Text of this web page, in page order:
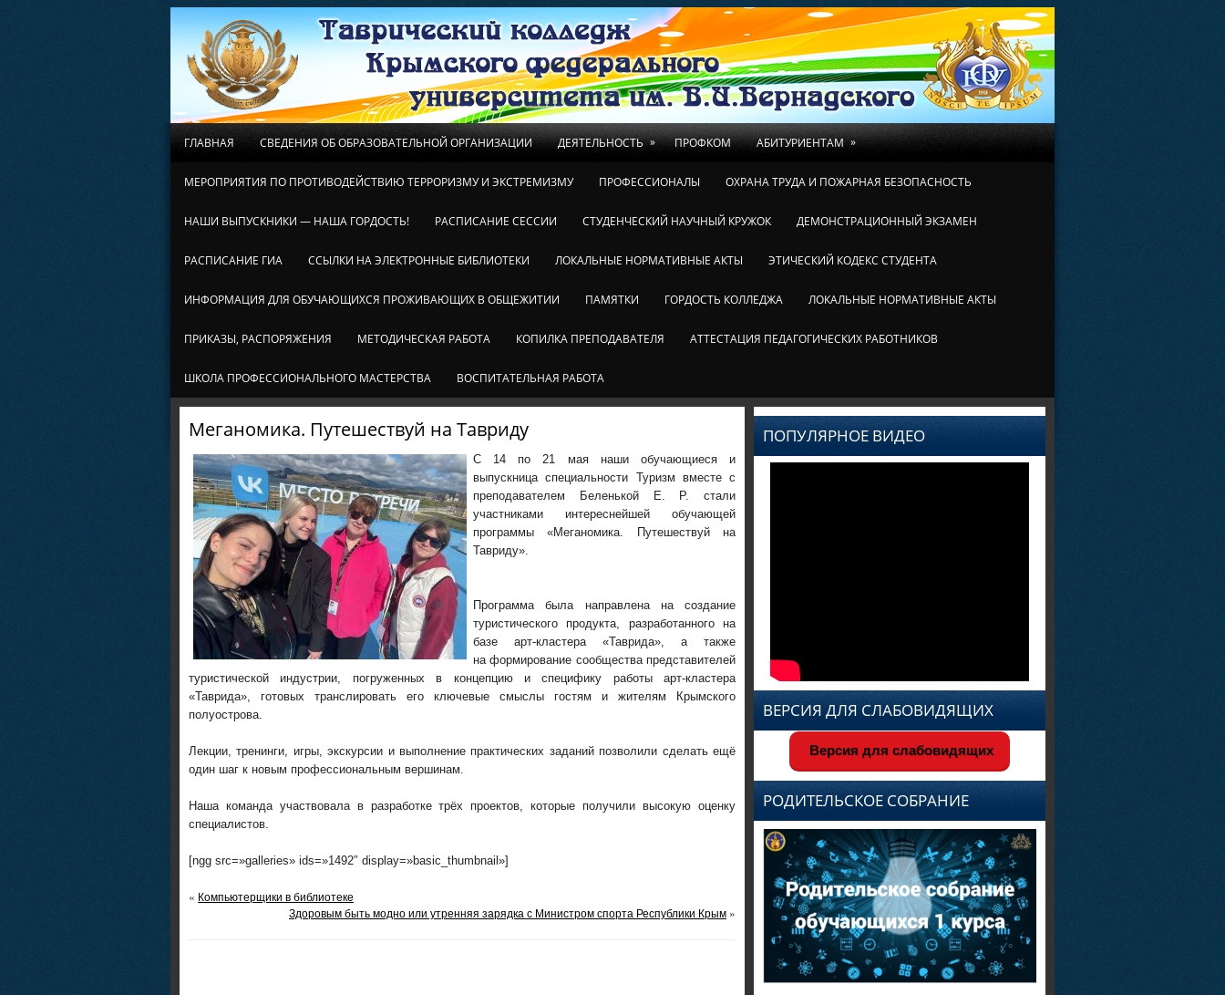
ГЛАВНАЯ СВЕДЕНИЯ ОБ ОБРАЗОВАТЕЛЬНОЙ ОРГАНИЗАЦИИ ДЕЯТЕЛЬНОСТЬ » ПРОФКОМ АБИТУРИЕНТАМ »
МЕРОПРИЯТИЯ ПО ПРОТИВОДЕЙСТВИЮ ТЕРРОРИЗМУ И ЭКСТРЕМИЗМУ ПРОФЕССИОНАЛЫ ОХРАНА ТРУДА И ПОЖАРНАЯ БЕЗОПАСНОСТЬ
НАШИ ВЫПУСКНИКИ — НАША ГОРДОСТЬ! РАСПИСАНИЕ СЕССИИ СТУДЕНЧЕСКИЙ НАУЧНЫЙ КРУЖОК ДЕМОНСТРАЦИОННЫЙ ЭКЗАМЕН
РАСПИСАНИЕ ГИА ССЫЛКИ НА ЭЛЕКТРОННЫЕ БИБЛИОТЕКИ ЛОКАЛЬНЫЕ НОРМАТИВНЫЕ АКТЫ ЭТИЧЕСКИЙ КОДЕКС СТУДЕНТА
ИНФОРМАЦИЯ ДЛЯ ОБУЧАЮЩИХСЯ ПРОЖИВАЮЩИХ В ОБЩЕЖИТИИ ПАМЯТКИ ГОРДОСТЬ КОЛЛЕДЖА ЛОКАЛЬНЫЕ НОРМАТИВНЫЕ АКТЫ
ПРИКАЗЫ, РАСПОРЯЖЕНИЯ МЕТОДИЧЕСКАЯ РАБОТА КОПИЛКА ПРЕПОДАВАТЕЛЯ АТТЕСТАЦИЯ ПЕДАГОГИЧЕСКИХ РАБОТНИКОВ
ШКОЛА ПРОФЕССИОНАЛЬНОГО МАСТЕРСТВА ВОСПИТАТЕЛЬНАЯ РАБОТА
Меганомика. Путешествуй на Тавриду
С 14 по 21 мая наши обучающиеся и
выпускница специальности Туризм вместе с
преподавателем Беленькой Е. Р. стали
участниками интереснейшей обучающей
программы «Меганомика. Путешествуй на
Тавриду».
Программа была направлена на создание
туристического продукта, разработанного на
базе арт-кластера «Таврида», а также
на формирование сообщества представителей
туристической индустрии, погруженных в концепцию и специфику работы арт-кластера
«Таврида», готовых транслировать его ключевые смыслы гостям и жителям Крымского
полуострова.
Лекции, тренинги, игры, экскурсии и выполнение практических заданий позволили сделать ещё
один шаг к новым профессиональным вершинам.
Наша команда участвовала в разработке трёх проектов, которые получили высокую оценку
специалистов.
[ngg src=»galleries» ids=»1492″ display=»basic_thumbnail»]
« Компьютерщики в библиотеке
Здоровым быть модно или утренняя зарядка с Министром спорта Республики Крым »
ПОПУЛЯРНОЕ ВИДЕО
ВЕРСИЯ ДЛЯ СЛАБОВИДЯЩИХ
Версия для слабовидящих
РОДИТЕЛЬСКОЕ СОБРАНИЕ